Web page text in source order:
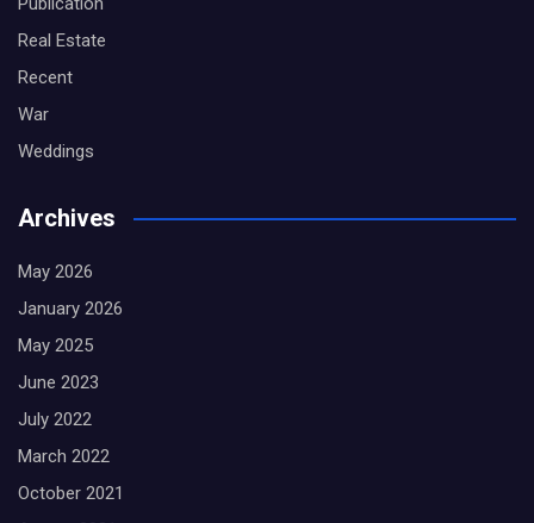
Real Estate
Recent
War
Weddings
Archives
May 2026
January 2026
May 2025
June 2023
July 2022
March 2022
October 2021